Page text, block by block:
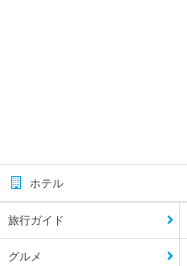
ホテル
旅行ガイド
グルメ